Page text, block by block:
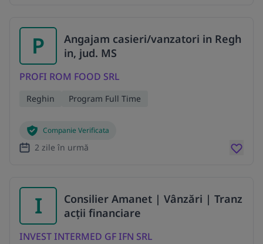
P
Angajam casieri/vanzatori in Regh
in, jud. MS
PROFI ROM FOOD SRL
Reghin Program Full Time
Companie Verificata
2 zile în urmă
I
Consilier Amanet | Vânzări | Tranz
acții financiare
INVEST INTERMED GF IFN SRL